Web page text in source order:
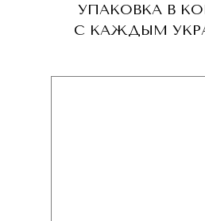
УПАКОВКА В
С КАЖДЫМ